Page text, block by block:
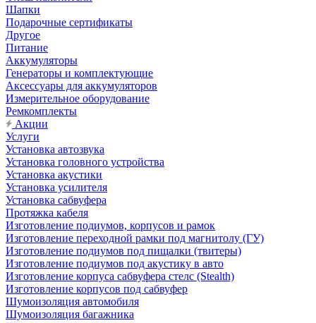
Шапки
Подарочные сертификаты
Другое
Питание
Аккумуляторы
Генераторы и комплектующие
Аксессуары для аккумуляторов
Измерительное оборудование
Ремкомплекты
Акции
Услуги
Установка автозвука
Установка головного устройства
Установка акустики
Установка усилителя
Установка сабвуфера
Протяжка кабеля
Изготовление подиумов, корпусов и рамок
Изготовление переходной рамки под магнитолу (ГУ)
Изготовление подиумов под пищалки (твитеры)
Изготовление подиумов под акустику в авто
Изготовление корпуса сабвуфера стелс (Stealth)
Изготовление корпусов под сабвуфер
Шумоизоляция автомобиля
Шумоизоляция багажника